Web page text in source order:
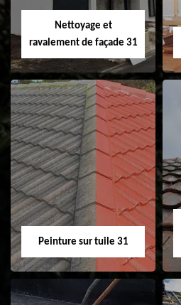
Velux 31
Nettoyage et
ravalement de façade 31
Nettoyage et
ravalement de
façade 31
Peinture sur tuile 31